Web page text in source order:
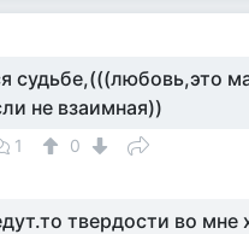
судьбе,(((любовь,это
не взаимная))
1
0
твердости во мне